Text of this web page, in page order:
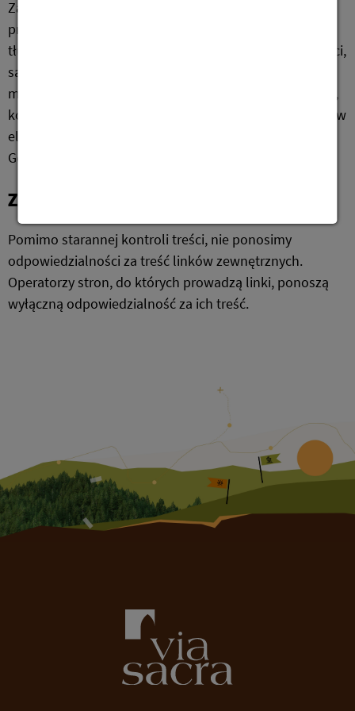
Zawartość tej strony internetowej jest chroniona
prawem autorskim. Wszelkie prawa, w tym do
tłumaczenia, przedruku i powielania treści lub ich części,
są zastrzeżone. Zawartość tej strony internetowej nie
może być powielana w żadnej formie ani przetwarzana,
kopiowana lub rozpowszechniana za pomocą systemów
elektronicznych bez pisemnej zgody Marketing-
Gesellschaft Oberlausitz-Niederschlesien mbH.
Zastrzeżenie
Pomimo starannej kontroli treści, nie ponosimy
odpowiedzialności za treść linków zewnętrznych.
Operatorzy stron, do których prowadzą linki, ponoszą
wyłączną odpowiedzialność za ich treść.